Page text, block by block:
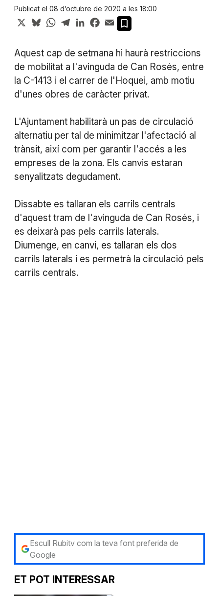
Publicat el 08 d’octubre de 2020 a les 18:00
X BlueskyWhatsApp
TelegramLinkedInFacebook
Email
Aquest cap de setmana hi haurà restriccions
de mobilitat a l'avinguda de Can Rosés, entre
la C-1413 i el carrer de l'Hoquei, amb motiu
d'unes obres de caràcter privat.
L'Ajuntament habilitarà un pas de circulació
alternatiu per tal de minimitzar l'afectació al
trànsit, així com per garantir l'accés a les
empreses de la zona. Els canvis estaran
senyalitzats degudament.
Dissabte es tallaran els carrils centrals
d'aquest tram de l'avinguda de Can Rosés, i
es deixarà pas pels carrils laterals.
Diumenge, en canvi, es tallaran els dos
carrils laterals i es permetrà la circulació pels
carrils centrals.
Escull Rubitv com la teva font preferida de
Google
ET POT INTERESSAR